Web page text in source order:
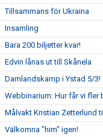
Tillsammans för Ukraina
Insamling
Bara 200 biljetter kvar!
Edvin lånas ut till Skånela
Damlandskamp i Ystad 5/3!
Webbinarium: Hur får vi fler
Målvakt Kristian Zetterlund
Välkomna "him" igen!